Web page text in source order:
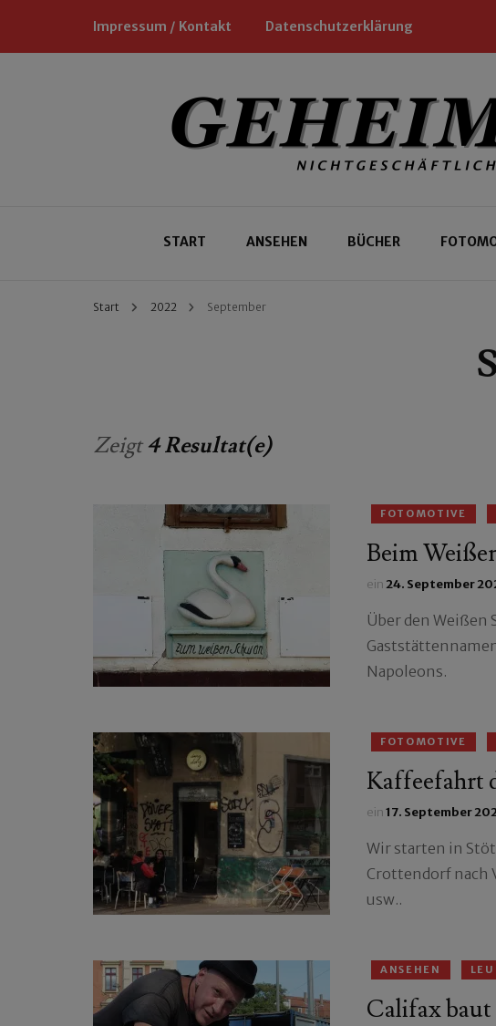
Impressum / Kontakt Datenschutzerklärung
Geheimtipp
START ANSEHEN BÜCHER
Start 2022 September
Zeigt4 Resultat(e)
FOTOMOTIVE
Beim
ein24. September
Über den
Napoleons.
FOTOMOTIVE
Kaffeefahrt
ein17. September
Wir starten in
Crottendorf nach
usw..
ANSEHEN
Califax baut